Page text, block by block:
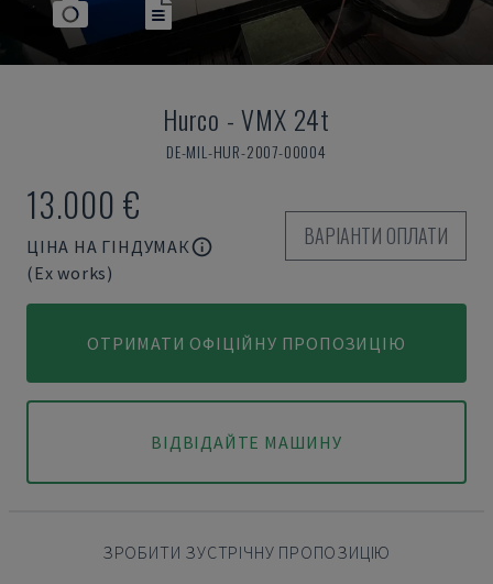
Hurco -VMX 24t
DE-MIL-HUR-2007-00004
13.000 €
ЦІНА НА ГІНДУМАК
(Ex works)
ВАРІАНТИ ОПЛАТИ
ОТРИМАТИ ОФІЦІЙНУ ПРОПОЗИЦІЮ
ВІДВІДАЙТЕ МАШИНУ
ЗРОБИТИ ЗУСТРІЧНУ ПРОПОЗИЦІЮ